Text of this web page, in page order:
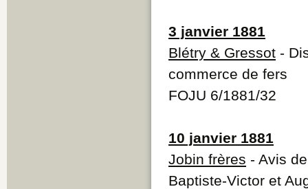
3 janvier 1881
Blétry & Gressot -
commerce de fers
FOJU 6/1881/32
10 janvier 1881
Jobin frères - Avis
Baptiste-Victor et